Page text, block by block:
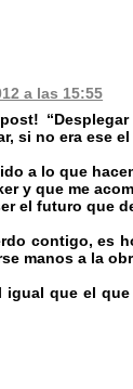
a las 15:55
si no era ese
a lo que
y que me
el futuro que
contigo, es
manos a la
igual que el